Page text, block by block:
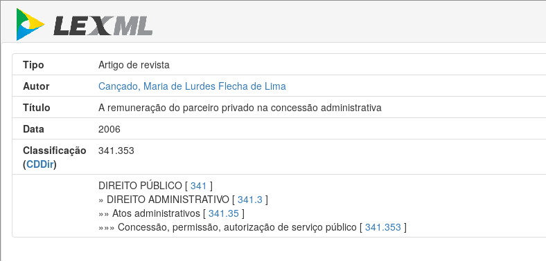
Tipo
Artigo de revista
Autor
Cançado, Maria de Lurdes Flecha de Lima
Título
A remuneração do parceiro privado na concessão administrativa
Data
2006
Classificação
(CDDir)
341.353
DIREITO PÚBLICO [ 341 ]
» DIREITO ADMINISTRATIVO [ 341.3 ]
»» Atos administrativos [ 341.35 ]
»»» Concessão, permissão, autorização de serviço público [ 341.353 ]